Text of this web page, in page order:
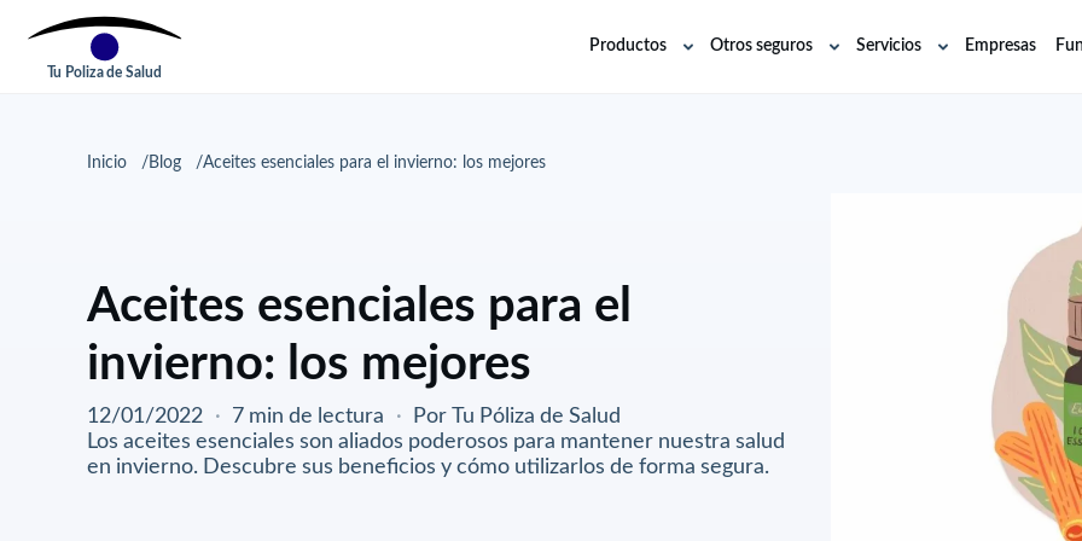
Tu Poliza de Salud
Productos
AbrirOtros seguros
AbrirServicios
AbrirEmpresas
Inicio Blog Aceites esenciales para el invierno: los mejores
Aceites esenciales para el
invierno: los mejores
12/01/2022 · 7 min de lectura ·
Por Tu Póliza de Salud
Los aceites esenciales son aliados poderosos para mantener nuestra salud
en invierno. Descubre sus beneficios y cómo utilizarlos de forma segura.